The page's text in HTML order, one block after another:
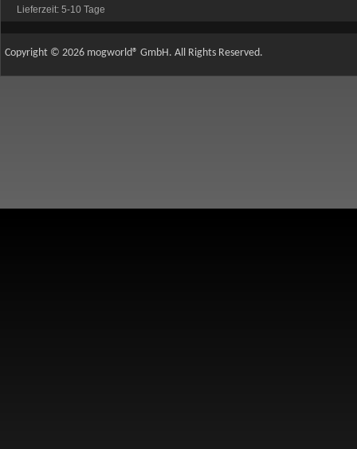
Lieferzeit: 5-10 Tage
Copyright © 2026 mogworld® GmbH. All Rights Reserved.